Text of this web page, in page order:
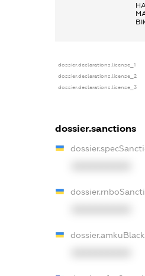
dossier.declarations.license_1
dossier.declarations.license_2
dossier.declarations.license_3
dossier.sanctions